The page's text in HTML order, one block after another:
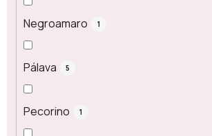
Negroamaro 1
Pálava 5
Pecorino 1